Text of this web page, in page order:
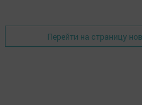
Перейти на страницу